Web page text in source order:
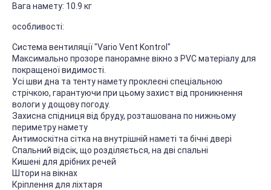
Вага намету: 10.9 кг
особливості:
Система вентиляції "Vario Vent Kontrol"
Максимально прозоре панорамне вікно з PVC матеріалу для
покращеної видимості.
Усі шви дна та тенту намету проклеєні спеціальною
стрічкою, гарантуючи при цьому захист від проникнення
вологи у дощову погоду.
Захисна спідниця від бруду, розташована по нижньому
периметру намету
Антимоскітна сітка на внутрішній наметі та бічні двері
Спальний відсік, що розділяється, на дві спальні
Кишені для дрібних речей
Штори на вікнах
Кріплення для ліхтаря